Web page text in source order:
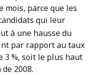
mois, parce que les
qui leur
à une hausse du
par rapport au taux
3 %, soit le plus haut
2008.